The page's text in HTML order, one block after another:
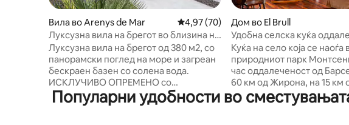
Вила во Arenys de Mar Просечна оцена: 4,97 од 5, 70 рецензии
4,97 (70)
Луксузна вила на брегот во близина на
Барселона
Луксузна вила на брегот од 380 м2, со
панорамски поглед на море и загреан
бескраен базен со солена вода.
ИСКЛУЧИВО ОПРЕМЕНО со
ПРОИЗВОДИ ЗА РИТУАЛИ (ШАМПОН,
ГЕЛ ЗА ТУШИРАЊЕ и средство за
Дом во El Brull
Удобна селска куќа
метри од Барселона.
Куќа на село која се наоѓа
природниот парк
час оддалеченост од
60 км од Жирона, на 15 км
км од голф клубот Ел
Пешачки патеки GR2 . Патеки за
Популарни удобности во